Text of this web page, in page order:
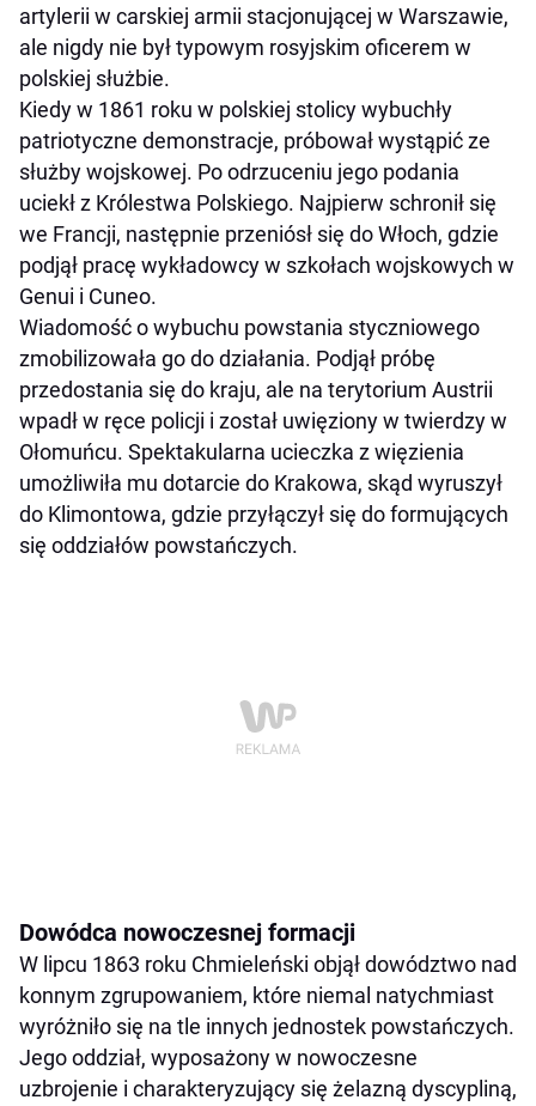
artylerii w carskiej armii stacjonującej w Warszawie,
ale nigdy nie był typowym rosyjskim oficerem w
polskiej służbie.
Kiedy w 1861 roku w polskiej stolicy wybuchły
patriotyczne demonstracje, próbował wystąpić ze
służby wojskowej. Po odrzuceniu jego podania
uciekł z Królestwa Polskiego. Najpierw schronił się
we Francji, następnie przeniósł się do Włoch, gdzie
podjął pracę wykładowcy w szkołach wojskowych w
Genui i Cuneo.
Wiadomość o wybuchu powstania styczniowego
zmobilizowała go do działania. Podjął próbę
przedostania się do kraju, ale na terytorium Austrii
wpadł w ręce policji i został uwięziony w twierdzy w
Ołomuńcu. Spektakularna ucieczka z więzienia
umożliwiła mu dotarcie do Krakowa, skąd wyruszył
do Klimontowa, gdzie przyłączył się do formujących
się oddziałów powstańczych.
Dowódca nowoczesnej formacji
W lipcu 1863 roku Chmieleński objął dowództwo nad
konnym zgrupowaniem, które niemal natychmiast
wyróżniło się na tle innych jednostek powstańczych.
Jego oddział, wyposażony w nowoczesne
uzbrojenie i charakteryzujący się żelazną dyscypliną,